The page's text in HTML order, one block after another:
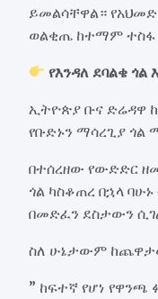
ይመልሳቸዋል።
ወልቂጤ ከተማም ተስፋ
የእንዳለ ደባልቄ ጎል
ኢትዮጵያ ቡና ድሬዳዋ
የቡድኑን ማሳረጊያ ጎል
በተሰረዘው የውድድር
ጎል ካስቆጠረ በኋላ
በመድፈን ደስታውን
ስለ ሁኔታውም
” ከፍተኛ የሆነ